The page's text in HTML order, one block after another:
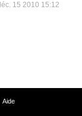
15 2010 15:12
Aide